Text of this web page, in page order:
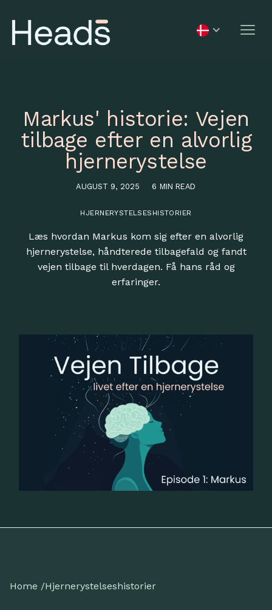
Markus' historie: Vejen
tilbage efter en alvorlig
hjernerystelse
AUGUST 9, 2025 6 MIN READ
HJERNERYSTELSESHISTORIER
Læs hvordan Markus kom sig efter en alvorlig
hjernerystelse, håndterede tilbagefald og fandt
vejen tilbage til hverdagen. Få hans råd og
erfaringer.
Home /Hjernerystelseshistorier